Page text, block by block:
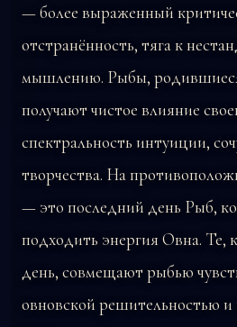
— более выраженный
отстранённость, тяга к
мышлению. Рыбы,
получают чистое влияние
спектральность интуиции,
творчества. На
— это последний день Рыб,
подходить энергия Овна. Те,
день, совмещают рыбью
овновской решительностью